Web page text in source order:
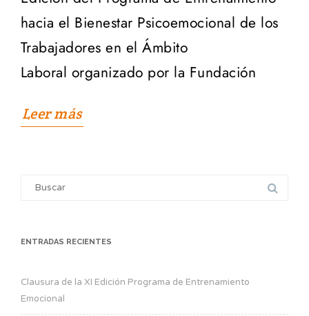
hacia el Bienestar Psicoemocional de los
Trabajadores en el Ámbito
Laboral organizado por la Fundación
Leer más
Search
ENTRADAS RECIENTES
Clausura de la XI Edición Programa de Entrenamiento
Emocional